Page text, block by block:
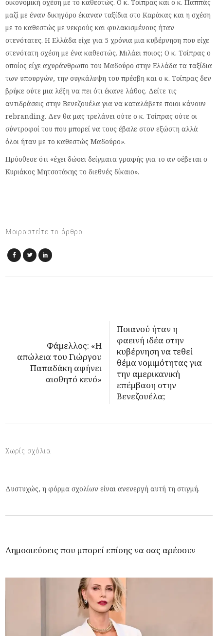
οικονομική σχέση με το καθεστώς. Ο κ. Τσίπρας και ο κ. Παππάς
μαζί με έναν δικηγόρο έκαναν ταξίδια στο Καράκας και η σχέση
με το καθεστώς με νεκρούς και φυλακισμένους ήταν
στενότατες. Η Ελλάδα είχε για 5 χρόνια μια κυβέρνηση που είχε
στενότατη σχέση με ένα καθεστώς. Μιλάει ποιος; Ο κ. Τσίπρας ο
οποίος είχε αχυράνθρωπο του Μαδούρο στην Ελλάδα τα ταξίδια
των υπουργών, την συγκάλυψη του πρέσβη και ο κ. Τσίπρας δεν
βρήκε ούτε μια λέξη να πει ότι έκανε λάθος. Δείτε τις
αντιδράσεις στην Βενεζουέλα για να καταλάβετε ποιοι κάνουν
rebranding. Δεν θα μας τρελάνει ούτε ο κ. Τσίπρας ούτε οι
σύντροφοί του που μπορεί να τους έβαλε στον εξώστη αλλά
όλοι ήταν με το καθεστώς Μαδούρο».
Πρόσθεσε ότι «έχει δώσει δείγματα γραφής για το αν σέβεται ο
Κυριάκος Μητσοτάκης το διεθνές δίκαιο».
Μοιραστείτε το άρθρο
Φάμελλος: «Η
απώλεια του Γιώργου
Παπαδάκη αφήνει
αισθητό κενό»
Ποιανού ήταν η
φαεινή ιδέα στην
κυβέρνηση να τεθεί
θέμα νομιμότητας για
την αμερικανική
επέμβαση στην
Βενεζουέλα;
Χωρίς σχόλια
Δυστυχώς, η φόρμα σχολίων είναι ανενεργή αυτή τη στιγμή.
Δημοσιεύσεις που μπορεί επίσης να σας αρέσουν